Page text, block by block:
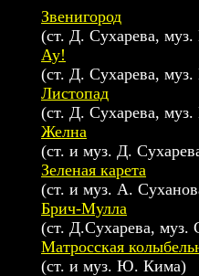
Звенигород
(ст. Д. Сухарева,
Ау!
(ст. Д. Сухарева,
Листопад
(ст. Д. Сухарева,
Желна
(ст. и муз. Д.
Зеленая карета
(ст. и муз. А.
Брич-Мулла
(ст. Д.Сухарева,
Матросская
(ст. и муз. Ю. Кима)